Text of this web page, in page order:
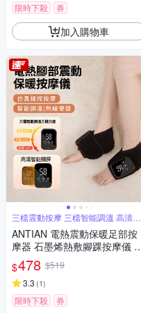
限時下殺 券
加入購物車
三檔震動按摩 三檔智能調溫 高清智
能顯屏
ANTIAN 電熱震動保暖足部按
摩器 石墨烯熱敷腳踝按摩儀 腳
踝關節發熱按摩放鬆器
$478 $519
3.3 (1)
限時下殺 券